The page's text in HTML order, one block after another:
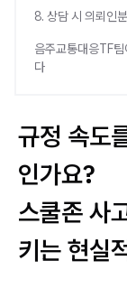
8. 상담 시 의뢰인
음주교통대응TF
다
규정 속도
인가요?
스쿨존 사
키는 현실